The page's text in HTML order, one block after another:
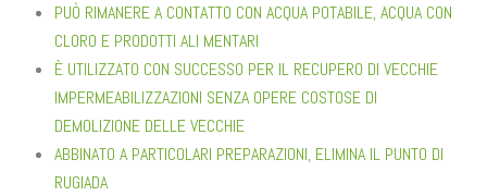
PUÒ RIMANERE A CONTATTO CON ACQUA POTABILE, ACQUA CON
CLORO E PRODOTTI ALI MENTARI
È UTILIZZATO CON SUCCESSO PER IL RECUPERO DI VECCHIE
IMPERMEABILIZZAZIONI SENZA OPERE COSTOSE DI
DEMOLIZIONE DELLE VECCHIE
ABBINATO A PARTICOLARI PREPARAZIONI, ELIMINA IL PUNTO DI
RUGIADA